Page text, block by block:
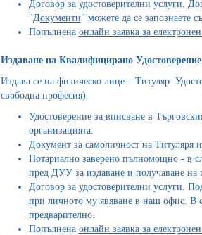
Договор за удостоверителни услуги.
"Документи" можете да се запознаете
Попълнена онлайн заявка за
Издаване на Квалифицирано
Издава се на физическо лице – Титуляр.
свободна професия).
Удостоверение за вписване в
организацията.
Документ за самоличност на Титуляря
Нотариално заверено пълномощно - в
пред ДУУ за издаване и получаване
Договор за удостоверителни услуги.
при личното му явяване в наш офис. В
предварително.
Попълнена онлайн заявка за